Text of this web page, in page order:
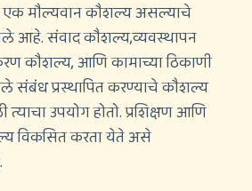
एक मौल्यवान कौशल्य असल्याचे
आहे. संवाद कौशल्य,व्यवस्थापन
कौशल्य, आणि कामाच्या ठिकाणी
संबंध प्रस्थापित करण्याचे कौशल्य
उपयोग होतो. प्रशिक्षण आणि
विकसित करता येते असे